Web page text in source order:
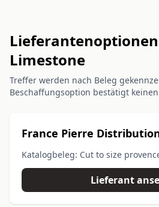
Limestone
Treffer werden nach Beleg
Beschaffungsoption bestätigt
France Pierre
Katalogbeleg: Cut to size
Lieferant